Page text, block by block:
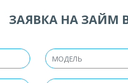
ЗАЯВКА НА ЗАЙМ